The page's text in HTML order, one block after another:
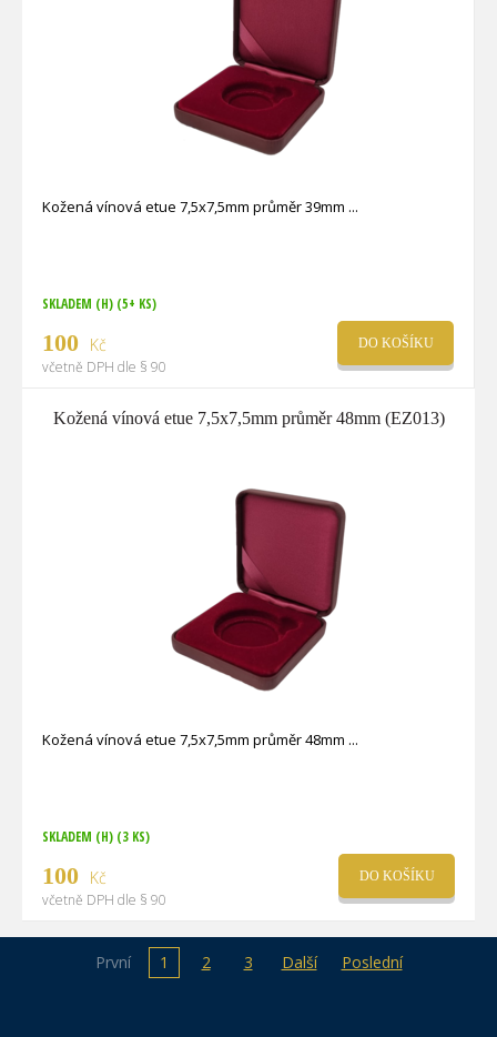
Kožená vínová etue 7,5x7,5mm průměr 39mm
SKLADEM (H) (5+ KS)
100 Kč
včetně DPH dle § 90
DO KOŠÍKU
Kožená vínová etue 7,5x7,5mm průměr 48mm (EZ013)
Kožená vínová etue 7,5x7,5mm průměr 48mm
SKLADEM (H) (3 KS)
100 Kč
včetně DPH dle § 90
DO KOŠÍKU
První 1 2 3 Další Poslední